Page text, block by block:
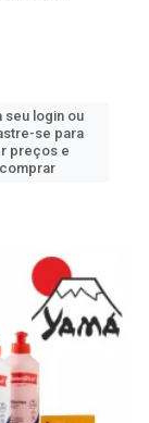
seu login ou
se para
preços e
comprar